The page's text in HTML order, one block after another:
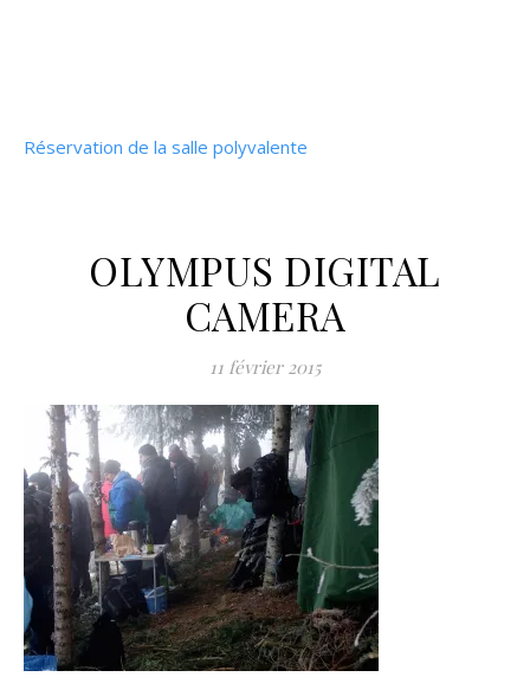
Réservation de la salle polyvalente
OLYMPUS DIGITAL
CAMERA
11 février 2015